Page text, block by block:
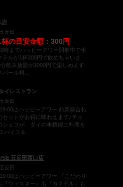
店
反田
の目安金額：300円
時までハッピーアワー開催中で生
テルが1杯300円で飲めちゃいま
飲み放題が1000円で楽しめます
ール料...
イレストラン
反田
はハッピーアワー!前菜盛合わ
セットがお得に味わえます♪チェ
シェフが、タイの本格郷土料理を
パイスを...
五反田西口店
反田
はハッピーアワー!『こだわり
『ウィスキー』も『カクテル』も